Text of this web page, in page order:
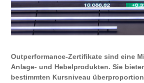
Outperformance-Zertifikate sind eine
Anlage- und Hebelprodukten. Sie
bestimmten Kursniveau